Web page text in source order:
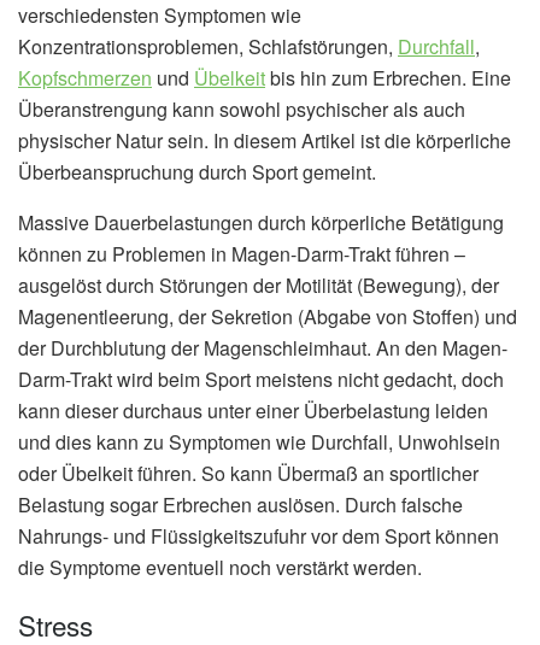
verschiedensten Symptomen wie
Konzentrationsproblemen, Schlafstörungen, Durchfall,
Kopfschmerzen und Übelkeitbis hin zum Erbrechen. Eine
Überanstrengung kann sowohl psychischer als auch
physischer Natur sein. In diesem Artikel ist die körperliche
Überbeanspruchung durch Sport gemeint.
Massive Dauerbelastungen durch körperliche Betätigung
können zu Problemen in Magen-Darm-Trakt führen –
ausgelöst durch Störungen der Motilität (Bewegung), der
Magenentleerung, der Sekretion (Abgabe von Stoffen) und
der Durchblutung der Magenschleimhaut. An den Magen-
Darm-Trakt wird beim Sport meistens nicht gedacht, doch
kann dieser durchaus unter einer Überbelastung leiden
und dies kann zu Symptomen wie Durchfall, Unwohlsein
oder Übelkeit führen. So kann Übermaß an sportlicher
Belastung sogar Erbrechen auslösen. Durch falsche
Nahrungs- und Flüssigkeitszufuhr vor dem Sport können
die Symptome eventuell noch verstärkt werden.
Stress